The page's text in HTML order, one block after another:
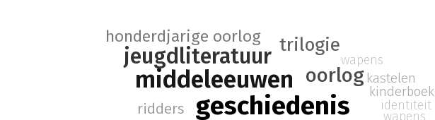
geschiedenis
middeleeuwen
jeugdliteratuur
oorlog
trilogie
honderdjarige oorlog
ridders
kastelen
kinderboek
wapens
identiteit
wapens